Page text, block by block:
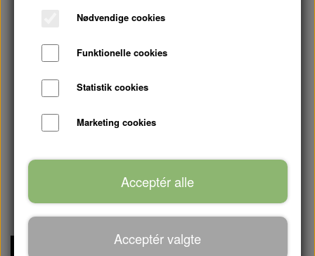
Nødvendige cookies
Funktionelle cookies
Statistik cookies
Marketing cookies
Acceptér alle
Acceptér valgte